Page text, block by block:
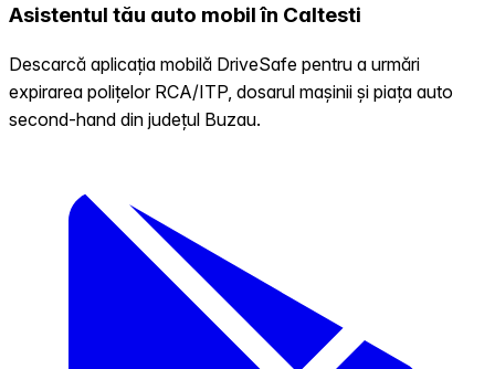
Asistentul tău auto mobil în Caltesti
Descarcă aplicația mobilă DriveSafe pentru a urmări
expirarea polițelor RCA/ITP, dosarul mașinii și piața auto
second-hand din județul Buzau.